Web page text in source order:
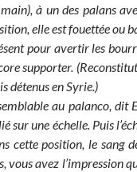
à un des palans
elle est fouettée ou
pour avertir les
supporter.
détenus en Syrie.)
au palanco, dit
sur une échelle. Puis
cette position, le sang
vous avez l’impression